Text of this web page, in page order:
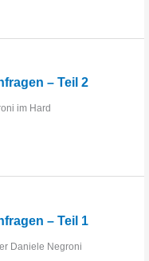
– Teil 2
im Hard
– Teil 1
Daniele Negroni